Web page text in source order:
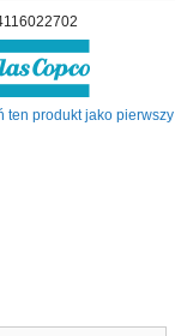
ten produkt jako pierwszy